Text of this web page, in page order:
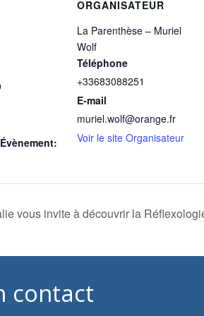
ORGANISATEUR
La Parenthèse – Muriel
Wolf
Téléphone
+33683088251
E-mail
muriel.wolf@orange.fr
Voir le site Organisateur
vous invite à découvrir la
contact